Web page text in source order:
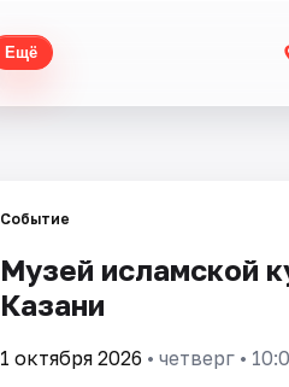
Ещё
Событие
Музей исламской
Казани
1 октября 2026 • четверг •